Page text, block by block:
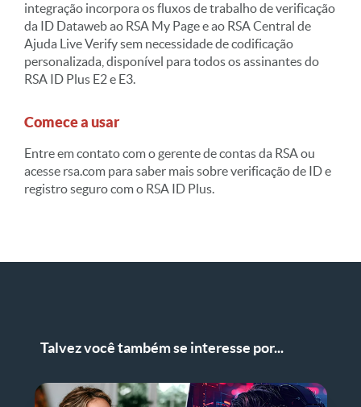
integração incorpora os fluxos de trabalho de verificação
da ID Dataweb ao RSA My Page e ao RSACentral de
Ajuda Live Verify sem necessidade de codificação
personalizada, disponível para todos os assinantes do
RSA ID Plus E2 e E3.
Comece a usar
Entre em contato com o gerente de contas da RSA ou
acesse rsa.com para saber mais sobre verificação de ID e
registro seguro com o RSA ID Plus.
Talvez você também se interesse por...